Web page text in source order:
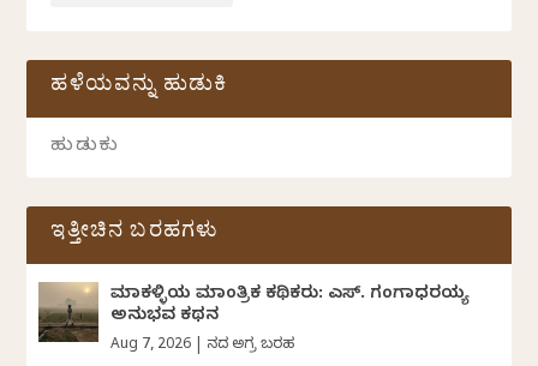
ಹಳೆಯವನ್ನು ಹುಡುಕಿ
ಇತ್ತೀಚಿನ ಬರಹಗಳು
ಮಾಕಳ್ಳಿಯ ಮಾಂತ್ರಿಕ ಕಥಿಕರು: ಎಸ್. ಗಂಗಾಧರಯ್ಯ
ಅನುಭವ ಕಥನ
Aug 7, 2026 ದಿನದ ಅಗ್ರ ಬರಹ